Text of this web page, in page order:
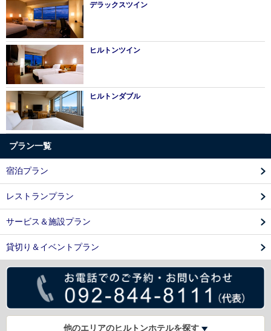
デラックスツイン
ヒルトンツイン
ヒルトンダブル
プラン一覧
宿泊プラン
レストランプラン
サービス＆施設プラン
貸切り＆イベントプラン
他のエリアのヒルトンホテルを探す